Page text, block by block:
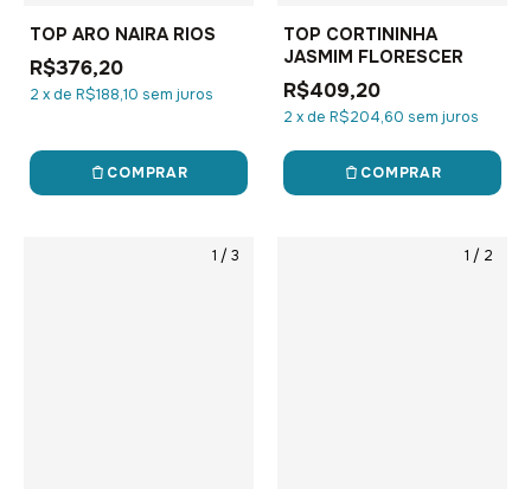
TOP ARO NAIRA RIOS
R$376,20
2 xde R$188,10 sem juros
COMPRAR
TOP CORTININHA
JASMIM FLORESCER
R$409,20
2 xde R$204,60 sem juros
COMPRAR
1 / 3 1 / 2